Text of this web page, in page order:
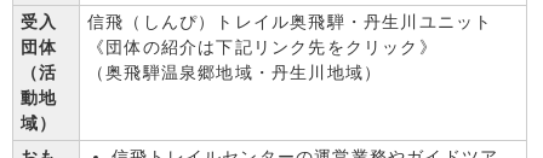
受入
団体
（活
動地
域）
信飛（しんぴ）トレイル奥飛騨・丹生川ユニット
《団体の紹介は下記リンク先をクリック》
（奥飛騨温泉郷地域・丹生川地域）